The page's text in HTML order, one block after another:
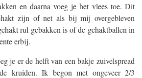
en daarna voeg je het vlees toe. Dit
zijn of net als bij mij overgebleven
rul gebakken is of de gehaktballen in
erbij.
je er de helft van een bakje zuivelspread
kruiden. Ik begon met ongeveer 2/3